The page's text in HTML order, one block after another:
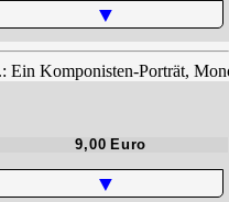
▼
9,00 Euro
▼